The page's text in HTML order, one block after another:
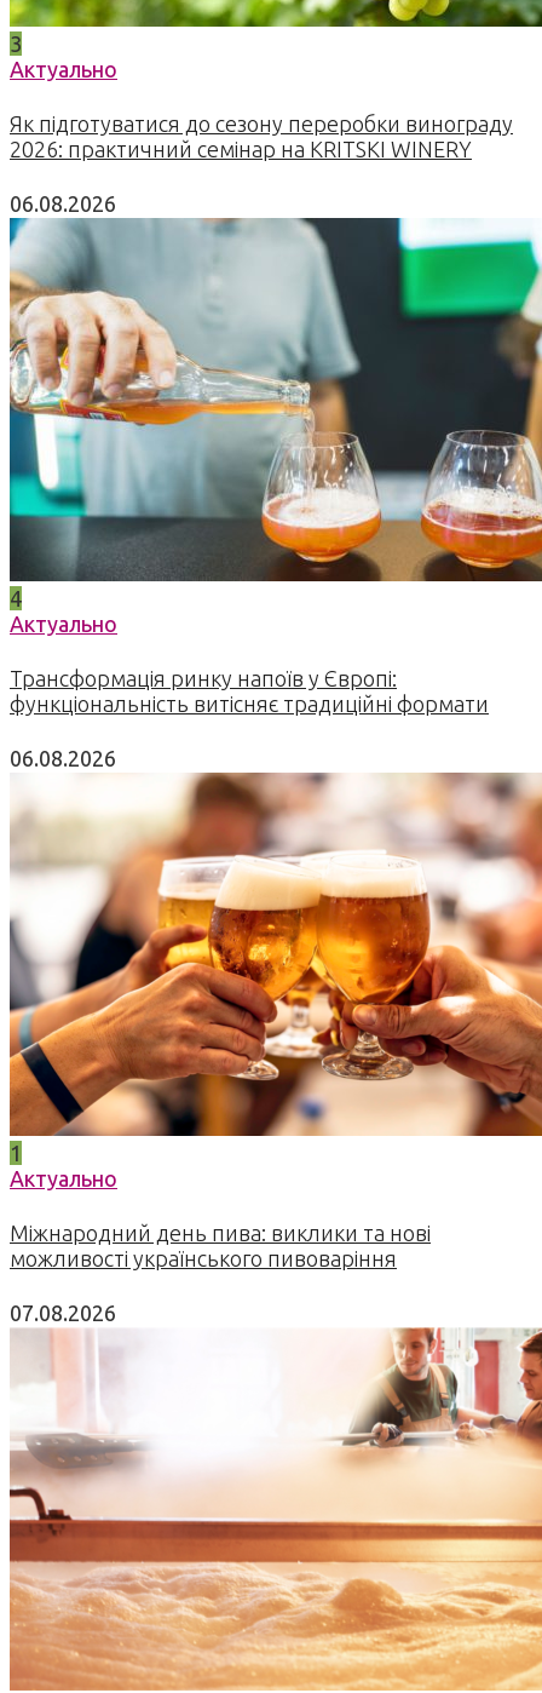
3
Актуально
Як підготуватися до сезону переробки винограду
2026: практичний семінар на KRITSKI WINERY
06.08.2026
4
Актуально
Трансформація ринку напоїв у Європі:
функціональність витісняє традиційні формати
06.08.2026
1
Актуально
Міжнародний день пива: виклики та нові
можливості українського пивоваріння
07.08.2026